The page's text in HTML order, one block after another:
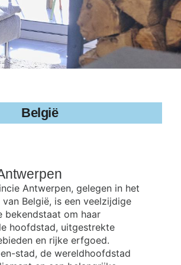
België
Antwerpen, gelegen in het
van België, is een veelzijdige
bekendstaat om haar
hoofdstad, uitgestrekte
en rijke erfgoed.
stad, de wereldhoofdstad